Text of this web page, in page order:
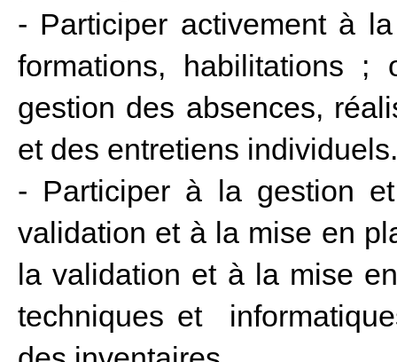
- Participer activement à
formations, habilitations ;
gestion des absences,
et des entretiens individuels.
- Participer à la gestion
validation et à la mise en
la validation et à la mise
techniques et